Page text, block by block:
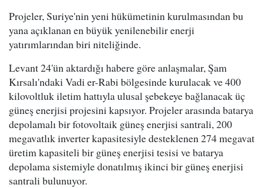
Projeler, Suriye'nin yeni hükümetinin kurulmasından bu
yana açıklanan en büyük yenilenebilir enerji
yatırımlarından biri niteliğinde.
Levant 24'ün aktardığı habere göre anlaşmalar, Şam
Kırsalı'ndaki Vadi er-Rabi bölgesinde kurulacak ve 400
kilovoltluk iletim hattıyla ulusal şebekeye bağlanacak üç
güneş enerjisi projesini kapsıyor. Projeler arasında batarya
depolamalı bir fotovoltaik güneş enerjisi santrali, 200
megavatlık inverter kapasitesiyle desteklenen 274 megavat
üretim kapasiteli bir güneş enerjisi tesisi ve batarya
depolama sistemiyle donatılmış ikinci bir güneş enerjisi
santrali bulunuyor.